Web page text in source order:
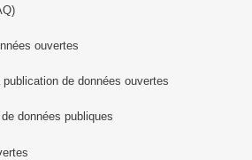
ouvertes
de données ouvertes
données publiques